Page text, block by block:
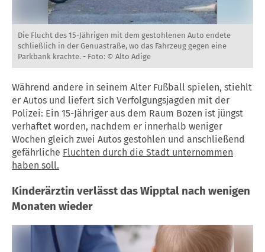
Die Flucht des 15-Jährigen mit dem gestohlenen Auto endete
schließlich in der Genuastraße, wo das Fahrzeug gegen eine
Parkbank krachte. - Foto: © Alto Adige
Während andere in seinem Alter Fußball spielen, stiehlt
er Autos und liefert sich Verfolgungsjagden mit der
Polizei: Ein 15-Jähriger aus dem Raum Bozen ist jüngst
verhaftet worden, nachdem er innerhalb weniger
Wochen gleich zwei Autos gestohlen und anschließend
gefährliche Fluchten durch die Stadt unternommen
haben soll.
Kinderärztin verlässt das Wipptal nach wenigen
Monaten wieder